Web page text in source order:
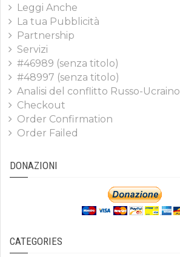
Leggi Anche
La tua Pubblicità
Partnership
Servizi
#46989 (senza titolo)
#48997 (senza titolo)
Analisi del conflitto Russo-
Checkout
Order Confirmation
Order Failed
DONAZIONI
CATEGORIES